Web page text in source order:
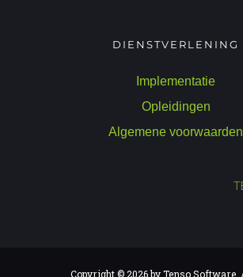
DIENSTVERLENING
Implementatie
Opleidingen
Algemene voorwaarden
Copyright © 2026 by Tenso